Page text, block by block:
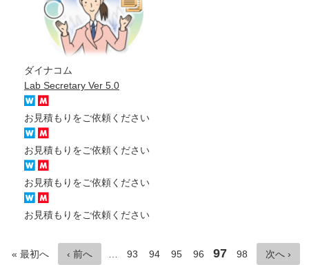
ダイナコム
Lab Secretary Ver 5.0
お見積もりをご依頼ください
お見積もりをご依頼ください
お見積もりをご依頼ください
お見積もりをご依頼ください
« 最初へ ‹ 前へ 93 94 95 96 97 98 次へ ›